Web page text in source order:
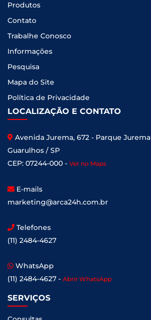
Produtos
Contato
Trabalhe Conosco
Informações
Pesquisa
Mapa do Site
Política de Privacidade
LOCALIZAÇÃO E CONTATO
Avenida Jurema, 672 - Parque Jurema
Guarulhos / SP
CEP: 07244-000 - Ver no Maps
E-mails
marketing@arca24h.com.br
Telefones
(11) 2484-4627
WhatsApp
(11) 2484-4627 - Abrir WhatsApp
SERVIÇOS